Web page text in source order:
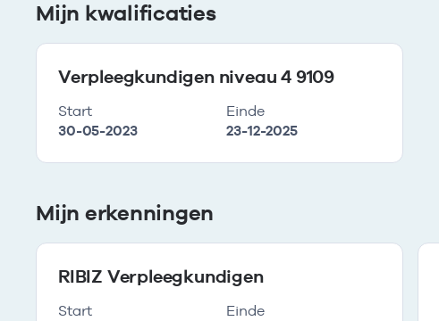
Mijn kwalificaties
Verpleegkundigen niveau 4 9109
Start
30-05-2023
Einde
23-12-2025
Mijn erkenningen
RIBIZ Verpleegkundigen
Start
Einde